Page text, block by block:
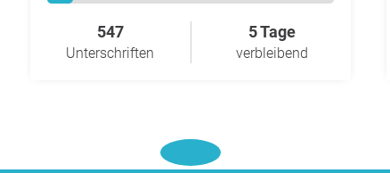
547
Unterschriften
5 Tage
verbleibend